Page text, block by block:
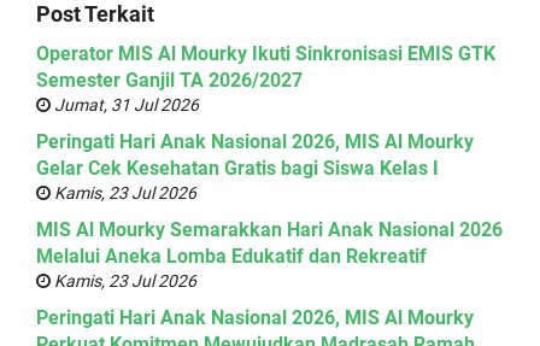
Post Terkait
Operator MIS Al Mourky Ikuti Sinkronisasi EMIS GTK
Semester Ganjil TA 2026/2027
Jumat, 31 Jul 2026
Peringati Hari Anak Nasional 2026, MIS Al Mourky
Gelar Cek Kesehatan Gratis bagi Siswa Kelas I
Kamis, 23 Jul 2026
MIS Al Mourky Semarakkan Hari Anak Nasional 2026
Melalui Aneka Lomba Edukatif dan Rekreatif
Kamis, 23 Jul 2026
Peringati Hari Anak Nasional 2026, MIS Al Mourky